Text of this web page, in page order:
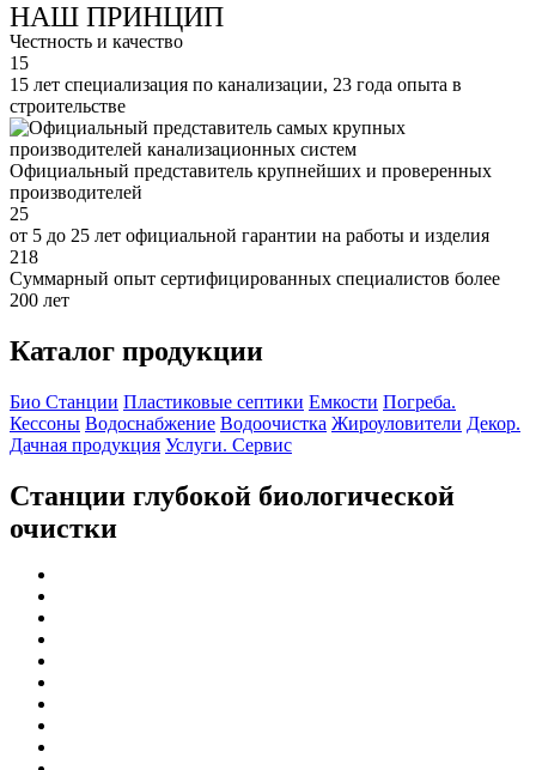
НАШ ПРИНЦИП
Честность и качество
15
15 лет специализация по канализации, 23 года опыта в
строительстве
Официальный представитель крупнейших и проверенных
производителей
25
от 5 до 25 лет официальной гарантии на работы и изделия
218
Суммарный опыт сертифицированных специалистов более
200 лет
Каталог продукции
Био Станции Пластиковые септики Емкости Погреба.
Кессоны Водоснабжение Водоочистка Жироуловители Декор.
Дачная продукция Услуги. Сервис
Станции глубокой биологической
очистки